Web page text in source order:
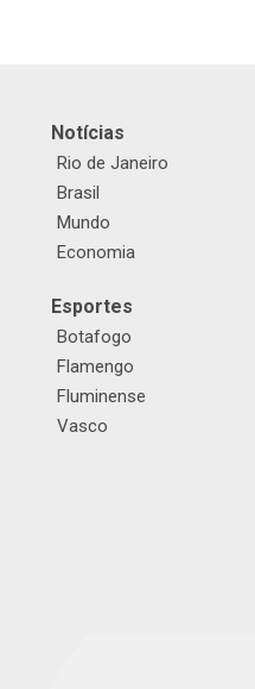
Notícias
Rio de Janeiro
Brasil
Mundo
Economia
Esportes
Botafogo
Flamengo
Fluminense
Vasco